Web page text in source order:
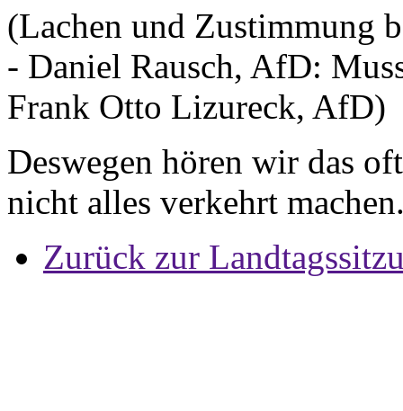
(Lachen und Zustimmung
- Daniel Rausch, AfD:
Frank Otto Lizureck, AfD)
Deswegen hören wir das
nicht alles verkehrt
Zurück zur